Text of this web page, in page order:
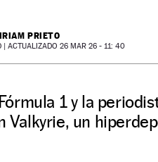
PRIETO
| ACTUALIZADO 26 MAR 26 - 11: 40
1 y la
Valkyrie, un